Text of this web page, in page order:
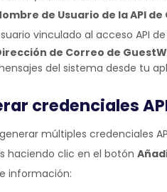
de Usuario de la API
vinculado al acceso API
de Correo de
del sistema desde tu
credenciales
múltiples credenciales
haciendo clic en el botón
información: